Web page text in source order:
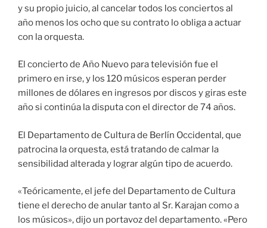
y su propio juicio, al cancelar todos los conciertos al
año menos los ocho que su contrato lo obliga a actuar
con la orquesta.
El concierto de Año Nuevo para televisión fue el
primero en irse, y los 120 músicos esperan perder
millones de dólares en ingresos por discos y giras este
año si continúa la disputa con el director de 74 años.
El Departamento de Cultura de Berlín Occidental, que
patrocina la orquesta, está tratando de calmar la
sensibilidad alterada y lograr algún tipo de acuerdo.
«Teóricamente, el jefe del Departamento de Cultura
tiene el derecho de anular tanto al Sr. Karajan como a
los músicos», dijo un portavoz del departamento. «Pero